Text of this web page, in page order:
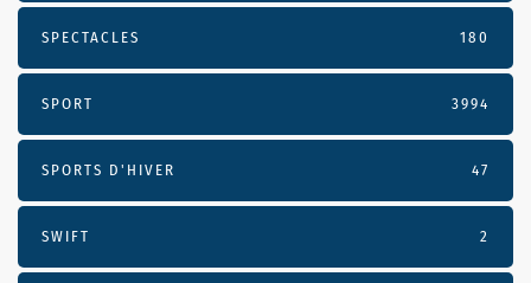
SPECTACLES 180
SPORT 3994
SPORTS D'HIVER 47
SWIFT 2